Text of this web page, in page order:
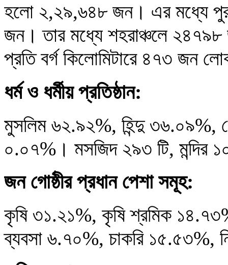
হলো ২,২৯,৬৪৮ জন। এর মধ্যে
জন। তার মধ্যে শহরাঞ্চলে
প্রতি বর্গ কিলোমিটারে ৪৭৩ জন
ধর্ম ও ধর্মীয় প্রতিষ্ঠান:
মুসলিম ৬২.৯২%, হিন্দু ৩৬.০৯%,
০.০৭%। মসজিদ ২৯৩ টি, মন্দির
জন গোষ্ঠীর প্রধান পেশা সমূহ:
কৃষি ৩১.২১%, কৃষি শ্রমিক
ব্যবসা ৬.৭০%, চাকরি ১৫.৫৩%,